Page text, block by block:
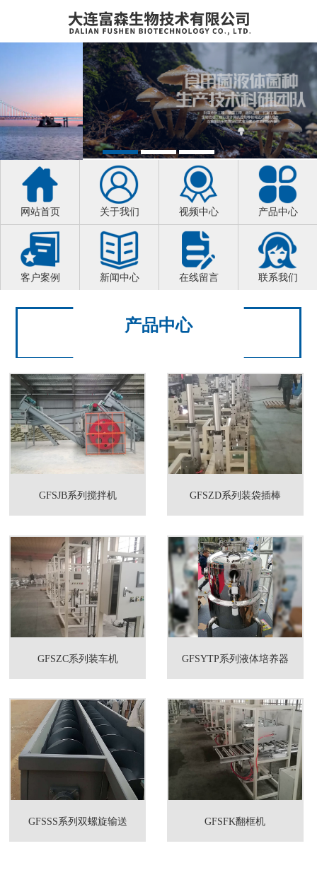
网站首页 关于我们 视频中心 产品中心
客户案例 新闻中心 在线留言 联系我们
产品中心
GFSJB系列搅拌机 GFSZD系列装袋插棒
GFSZC系列装车机 GFSYTP系列液体培养器
GFSSS系列双螺旋输送 GFSFK翻框机